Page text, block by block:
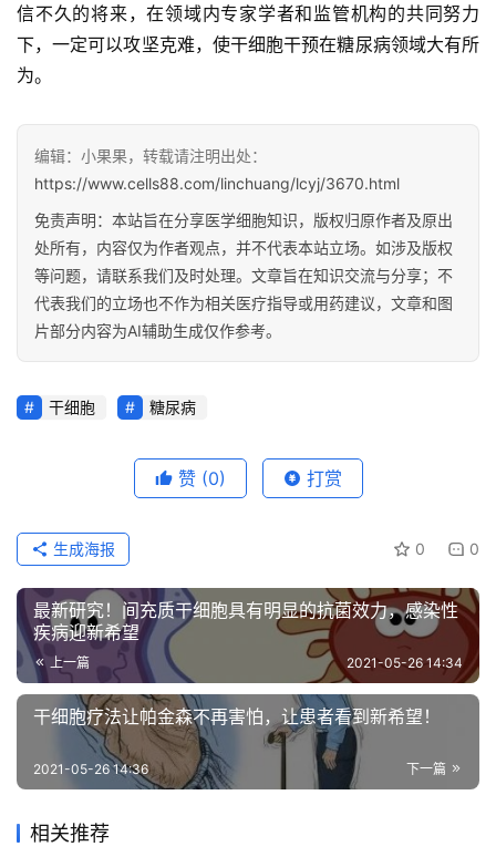
信不久的将来，在领域内专家学者和监管机构的共同努力
下，一定可以攻坚克难，使干细胞干预在糖尿病领域大有所
为。
编辑：小果果，转载请注明出处：
https://www.cells88.com/linchuang/lcyj/3670.html
免责声明：本站旨在分享医学细胞知识，版权归原作者及原出
处所有，内容仅为作者观点，并不代表本站立场。如涉及版权
等问题，请联系我们及时处理。文章旨在知识交流与分享；不
代表我们的立场也不作为相关医疗指导或用药建议，文章和图
片部分内容为AI辅助生成仅作参考。
干细胞 糖尿病
赞 (0) 打赏
0 0
生成海报
最新研究！间充质干细胞具有明显的抗菌效力，感染性
疾病迎新希望
上一篇 2021-05-26 14:34
干细胞疗法让帕金森不再害怕，让患者看到新希望！
下一篇
2021-05-26 14:36
相关推荐